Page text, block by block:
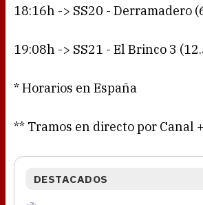
18:16h -> SS20 - Derramadero
19:08h -> SS21 - El Brinco 3
* Horarios en España
** Tramos en directo por Canal
DESTACADOS